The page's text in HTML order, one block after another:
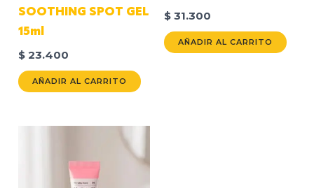
SOOTHING SPOT GEL
15ml
$ 23.400
AÑADIR AL CARRITO
$ 31.300
AÑADIR AL CARRITO